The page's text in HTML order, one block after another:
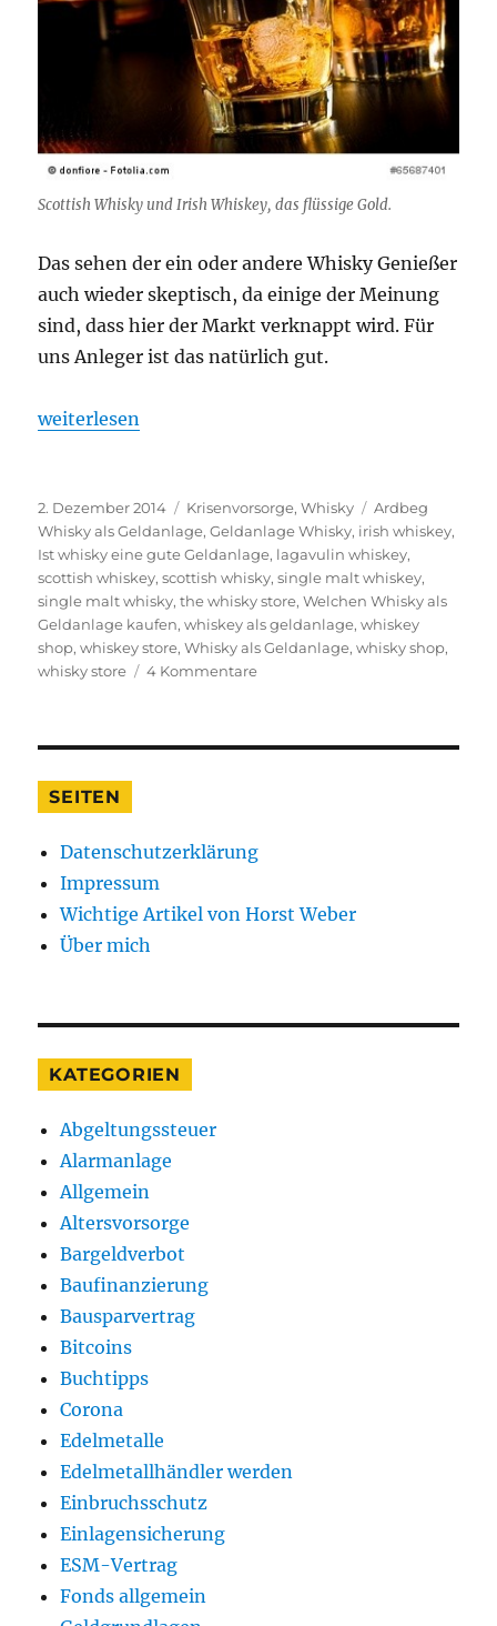
Scottish Whisky und Irish Whiskey, das flüssige Gold.
Das sehen der ein oder andere Whisky Genießer
auch wieder skeptisch, da einige der Meinung
sind, dass hier der Markt verknappt wird. Für
uns Anleger ist das natürlich gut.
„„Irish Whiskey oder Scottish Whisky, welcher
weiterlesen
Veröffentlicht
am
2. Dezember 2014 Kategorien
Krisenvorsorge,Whisky Schlagwörter
Ardbeg
Whisky als Geldanlage,Geldanlage Whisky, irish whiskey,
Ist whisky eine gute Geldanlage, lagavulin whiskey,
scottish whiskey,scottish whisky,single malt whiskey,
single malt whisky,the whisky store,Welchen Whisky als
Geldanlage kaufen,whiskey als geldanlage,whiskey
shop,whiskey store,Whisky als Geldanlage,whisky shop,
whisky store
4 Kommentarezu
besser
Kapitalanlage?““Taugt
Whisky
SEITEN
Datenschutzerklärung
Impressum
Wichtige Artikel von Horst Weber
Über mich
KATEGORIEN
Abgeltungssteuer
Alarmanlage
Allgemein
Altersvorsorge
Bargeldverbot
Baufinanzierung
Bausparvertrag
Bitcoins
Buchtipps
Corona
Edelmetalle
Edelmetallhändler werden
Einbruchsschutz
Einlagensicherung
ESM-Vertrag
Fonds allgemein